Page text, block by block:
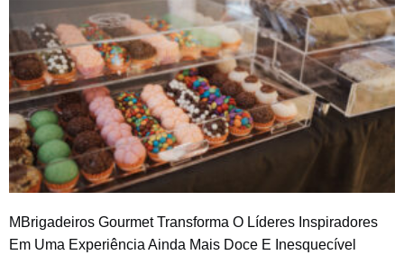
MBrigadeiros Gourmet Transforma O Líderes Inspiradores
Em Uma Experiência Ainda Mais Doce E Inesquecível